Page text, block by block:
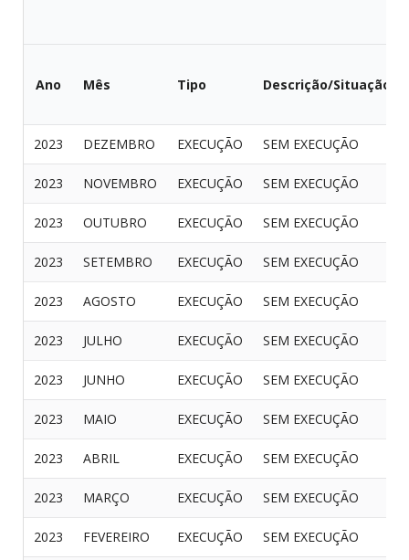
Ano Mês Tipo Descrição/Situação
2023 DEZEMBRO EXECUÇÃO SEM EXECUÇÃO
2023 NOVEMBRO EXECUÇÃO SEM EXECUÇÃO
2023 OUTUBRO EXECUÇÃO SEM EXECUÇÃO
2023 SETEMBRO EXECUÇÃO SEM EXECUÇÃO
2023 AGOSTO EXECUÇÃO SEM EXECUÇÃO
2023 JULHO EXECUÇÃO SEM EXECUÇÃO
2023 JUNHO EXECUÇÃO SEM EXECUÇÃO
2023 MAIO EXECUÇÃO SEM EXECUÇÃO
2023 ABRIL EXECUÇÃO SEM EXECUÇÃO
2023 MARÇO EXECUÇÃO SEM EXECUÇÃO
2023 FEVEREIRO EXECUÇÃO SEM EXECUÇÃO